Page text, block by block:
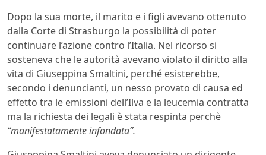
Dopo la sua morte, il marito e i figli avevano ottenuto
dalla Corte di Strasburgo la possibilità di poter
continuare l’azione contro l’Italia. Nel ricorso si
sosteneva che le autorità avevano violato il diritto alla
vita di Giuseppina Smaltini, perché esisterebbe,
secondo i denuncianti, un nesso provato di causa ed
effetto tra le emissioni dell’Ilva e la leucemia contratta
ma la richiesta dei legali è stata respinta perchè
“manifestatamente infondata”.